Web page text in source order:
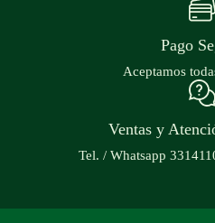
Pago
Aceptamos
Ventas y
Tel. / Whatsapp